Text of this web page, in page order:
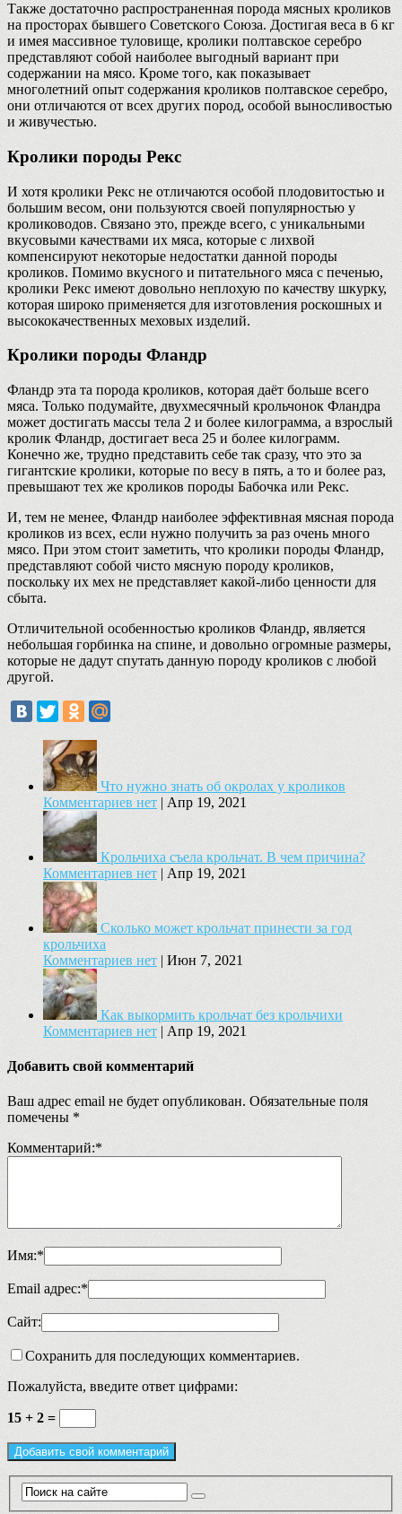
Также достаточно распространенная порода мясных кроликов
на просторах бывшего Советского Союза. Достигая веса в 6 кг
и имея массивное туловище, кролики полтавское серебро
представляют собой наиболее выгодный вариант при
содержании на мясо. Кроме того, как показывает
многолетний опыт содержания кроликов полтавское серебро,
они отличаются от всех других пород, особой выносливостью
и живучестью.
Кролики породы Рекс
И хотя кролики Рекс не отличаются особой плодовитостью и
большим весом, они пользуются своей популярностью у
кролиководов. Связано это, прежде всего, с уникальными
вкусовыми качествами их мяса, которые с лихвой
компенсируют некоторые недостатки данной породы
кроликов. Помимо вкусного и питательного мяса с печенью,
кролики Рекс имеют довольно неплохую по качеству шкурку,
которая широко применяется для изготовления роскошных и
высококачественных меховых изделий.
Кролики породы Фландр
Фландр эта та порода кроликов, которая даёт больше всего
мяса. Только подумайте, двухмесячный крольчонок Фландра
может достигать массы тела 2 и более килограмма, а взрослый
кролик Фландр, достигает веса 25 и более килограмм.
Конечно же, трудно представить себе так сразу, что это за
гигантские кролики, которые по весу в пять, а то и более раз,
превышают тех же кроликов породы Бабочка или Рекс.
И, тем не менее, Фландр наиболее эффективная мясная порода
кроликов из всех, если нужно получить за раз очень много
мясо. При этом стоит заметить, что кролики породы Фландр,
представляют собой чисто мясную породу кроликов,
поскольку их мех не представляет какой-либо ценности для
сбыта.
Отличительной особенностью кроликов Фландр, является
небольшая горбинка на спине, и довольно огромные размеры,
которые не дадут спутать данную породу кроликов с любой
другой.
Что нужно знать об окролах у кроликов
Комментариев нет | Апр 19, 2021
Крольчиха съела крольчат. В чем причина?
Комментариев нет | Апр 19, 2021
Сколько может крольчат принести за год
крольчиха
Комментариев нет | Июн 7, 2021
Как выкормить крольчат без крольчихи
Комментариев нет | Апр 19, 2021
Добавить свой комментарий
Ваш адрес email не будет опубликован. Обязательные поля
помечены *
Комментарий:*
Имя:*
Email адрес:*
Сайт:
Сохранить для последующих комментариев.
Пожалуйста, введите ответ цифрами:
15 + 2 =